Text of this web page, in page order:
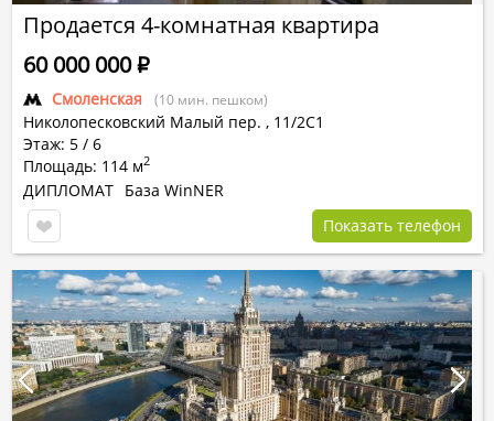
Продается 4-комнатная квартира
Смоленская (10 мин. пешком)
Николопесковский Малый пер. , 11/2С1
Этаж: 5 / 6
Площадь: 114 м2
60 000 000Р
ДИПЛОМАТ База WinNER
Показать телефон